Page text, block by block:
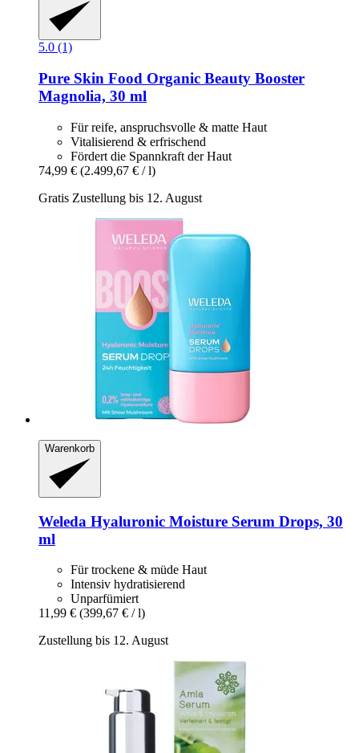
5.0 (1)
Pure Skin Food Organic Beauty Booster
Magnolia, 30 ml
Für reife, anspruchsvolle & matte Haut
Vitalisierend & erfrischend
Fördert die Spannkraft der Haut
74,99 € (2.499,67 € / l)
Gratis Zustellung bis 12. August
Warenkorb
Weleda Hyaluronic Moisture Serum Drops, 30
ml
Für trockene & müde Haut
Intensiv hydratisierend
Unparfümiert
11,99 € (399,67 € / l)
Zustellung bis 12. August